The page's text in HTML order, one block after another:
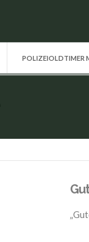
POLIZEIOLDTIMER